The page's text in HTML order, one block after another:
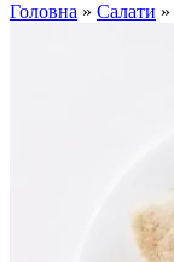
Головна » Салати »